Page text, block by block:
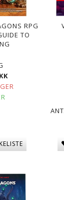
RPG
TO